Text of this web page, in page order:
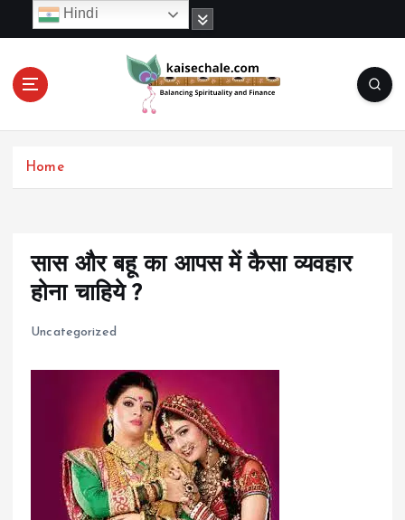
c
Home
सास और बहू का आपस में कैसा व्यवहार
होना चाहिये ?
Uncategorized
Hindi